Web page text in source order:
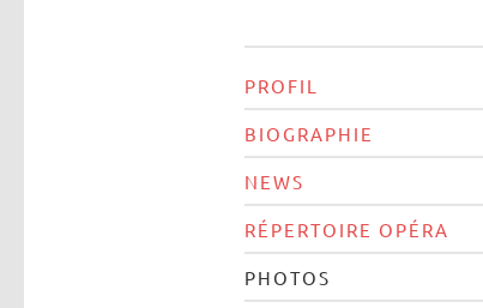
PROFIL
BIOGRAPHIE
NEWS
RÉPERTOIRE OPÉRA
PHOTOS